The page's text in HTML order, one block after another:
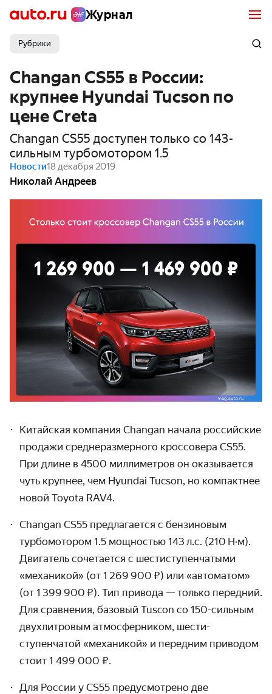
Журнал
Рубрики
Changan CS55 в России:
крупнее Hyundai Tucson по
цене Creta
Changan CS55 доступен только со 143-
сильным турбомотором 1.5
Новости18 декабря 2019
Николай Андреев
Китайская компания Changan начала российские
продажи средне­размерного кроссо­вера CS55.
При длине в 4500 милли­метров он оказыва­ется
чуть крупнее, чем Hyundai Tucson, но компактнее
новой Toyota RAV4.
Changan CS55 предлагается с бензиновым
турбомотором 1.5 мощностью 143 л.с. (210 Н·м).
Двигатель сочетается с шести­ступен­чатыми
«механикой» (от 1 269 900 ₽) или «автоматом»
(от 1 399 900 ₽). Тип привода — только передний.
Для сравнения, базовый Tuscon со 150-сильным
двух­литровым атмо­сферником, шести­
ступенчатой «механикой» и передним приводом
стоит 1 499 000 ₽.
Для России у CS55 предусмотрено две